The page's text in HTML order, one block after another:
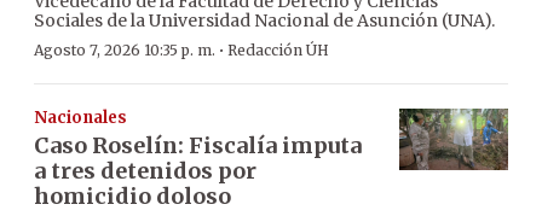
Sociales de la Universidad Nacional de Asunción (UNA).
Agosto 7, 2026 10:35 p. m. · Redacción ÚH
Nacionales
Caso Roselín: Fiscalía imputa
a tres detenidos por
homicidio doloso